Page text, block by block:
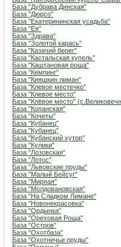
База "Дубрава Динская"
База "Дюрсо"
База "Екатерининская усадьба"
База "Ея"
База "Здрава"
База "Золотой карась"
База "Казачий берег"
База "Кастальская купель"
База "Каштановая роща"
База "Кемпинг"
База "Кияшкин лиман"
База "Клевое местечко"
База "Клевое место"
База "Клёвое место"
База "Копанская"
База "Кочеты"
База "Кубанец"
База "Кубанец"
База "Кубанский хутор"
База "Кулики"
База "Лозовская"
База "Лотос"
База "Львовские пруды"
База "Малый Бейсуг"
База "Мирная"
База "Молдовановская"
База "На Сладком Лимане"
База "Новонекрасовка"
База "Ордынка"
База "Ореховая Роща"
База "Остров"
База "Охотбаза"
База "Охотничьи пруды"